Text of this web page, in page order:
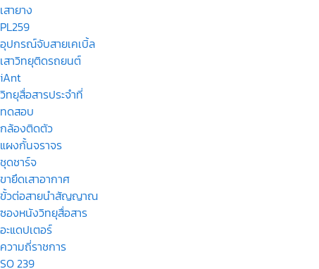
เสายาง
PL259
อุปกรณ์จับสายเคเบิ้ล
เสาวิทยุติดรถยนต์
iAnt
วิทยุสื่อสารประจำที่
ทดสอบ
กล้องติดตัว
แผงกั้นจราจร
ชุดชาร์จ
ขายึดเสาอากาศ
ขั้วต่อสายนำสัญญาณ
ซองหนังวิทยุสื่อสาร
อะแดปเตอร์
ความถี่ราชการ
SO 239